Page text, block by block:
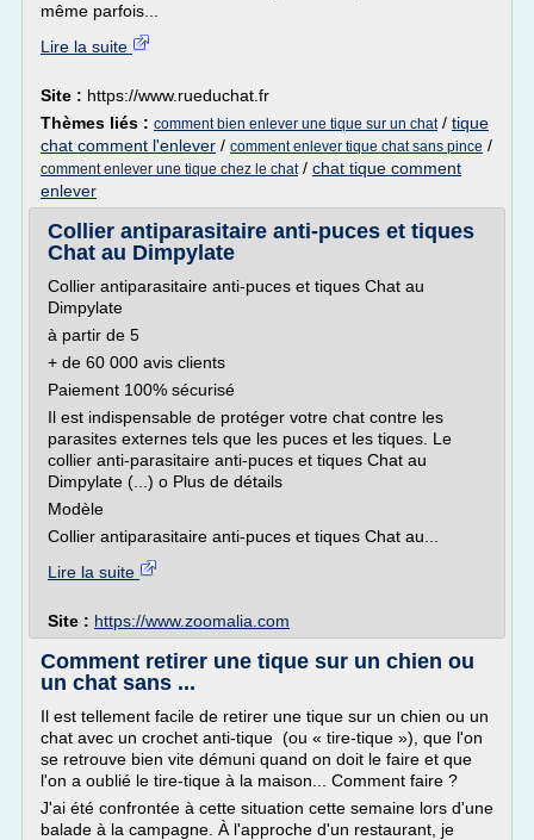
même parfois...
Lire la suite
Site : https://www.rueduchat.fr
Thèmes liés : comment bien enlever une tique sur un chat/ tique
chat comment l'enlever / comment enlever tique chat sans pince /
comment enlever une tique chez le chat/ chat tique comment
enlever
Collier antiparasitaire anti-puces et tiques
Chat au Dimpylate
Collier antiparasitaire anti-puces et tiques Chat au
Dimpylate
à partir de 5
+ de 60 000 avis clients
Paiement 100% sécurisé
Il est indispensable de protéger votre chat contre les
parasites externes tels que les puces et les tiques. Le
collier anti-parasitaire anti-puces et tiques Chat au
Dimpylate (...) o Plus de détails
Modèle
Collier antiparasitaire anti-puces et tiques Chat au...
Lire la suite
Site : https://www.zoomalia.com
Comment retirer une tique sur un chien ou
un chat sans ...
Il est tellement facile de retirer une tique sur un chien ou un
chat avec un crochet anti-tique (ou « tire-tique »), que l'on
se retrouve bien vite démuni quand on doit le faire et que
l'on a oublié le tire-tique à la maison... Comment faire ?
J'ai été confrontée à cette situation cette semaine lors d'une
balade à la campagne. À l'approche d'un restaurant, je